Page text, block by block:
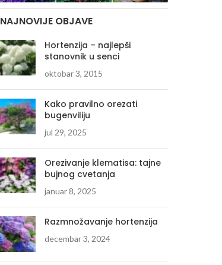
NAJNOVIJE OBJAVE
Hortenzija – najlepši
stanovnik u senci
oktobar 3, 2015
Kako pravilno orezati
bugenviliju
jul 29, 2025
Orezivanje klematisa: tajne
bujnog cvetanja
januar 8, 2025
Razmnožavanje hortenzija
decembar 3, 2024